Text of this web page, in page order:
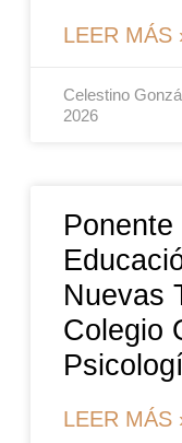
LEER MÁS
Celestino
2026
Nuevas
Colegio
LEER MÁS